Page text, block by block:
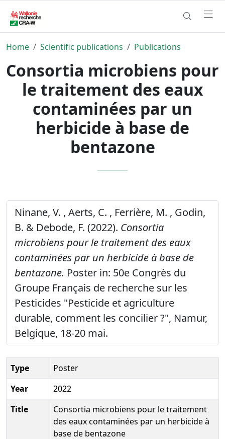
Home Scientific publications Publications
Consortia microbiens pour
le traitement des eaux
contaminées par un
herbicide à base de
bentazone
Ninane, V. , Aerts, C. , Ferrière, M. , Godin,
B. & Debode, F. (2022). Consortia
microbiens pour le traitement des eaux
contaminées par un herbicide à base de
bentazone. Poster in: 50e Congrès du
Groupe Français de recherche sur les
Pesticides "Pesticide et agriculture
durable, comment les concilier ?", Namur,
Belgique, 18-20 mai.
Type
Poster
Year
2022
Title
Consortia microbiens pour le traitement
des eaux contaminées par un herbicide à
base de bentazone